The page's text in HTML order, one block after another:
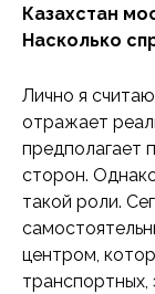
Казахстан
Насколько
Лично я
отражает
предполагает
сторон.
такой роли.
центром,
транспортных,